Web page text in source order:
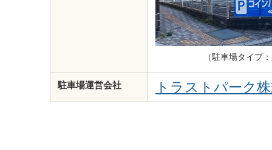
（駐車場タイプ：
駐車場運営会社 トラストパーク